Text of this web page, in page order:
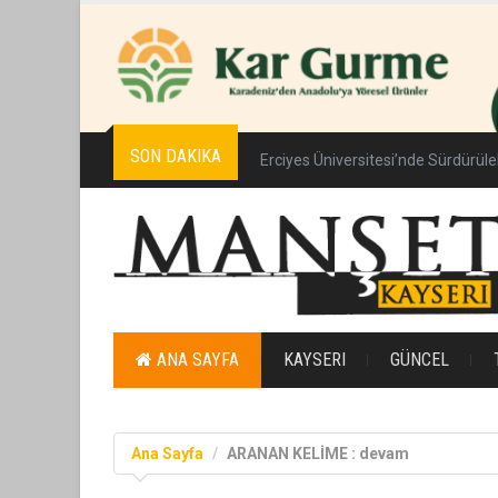
SON DAKIKA Erciyes Üniversitesi’nde
ANA SAYFA KAYSERI GÜNCEL
Ana Sayfa ARANAN KELİME : devam